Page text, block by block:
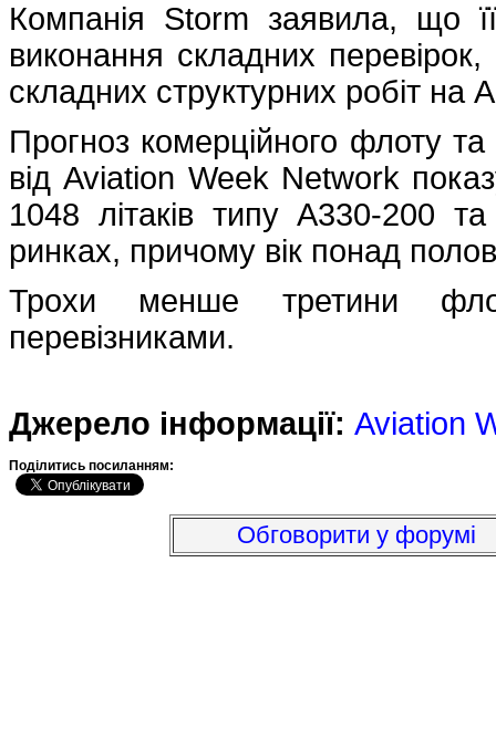
Компанія Storm заявила, що
виконання складних
складних структурних робіт на
Прогноз комерційного флоту та
від Aviation Week Network
1048 літаків типу A330-200
ринках, причому вік понад
Трохи менше третини
перевізниками.
Джерело інформації: Aviation
Подiлитись посиланням:
Обговорити у форумі